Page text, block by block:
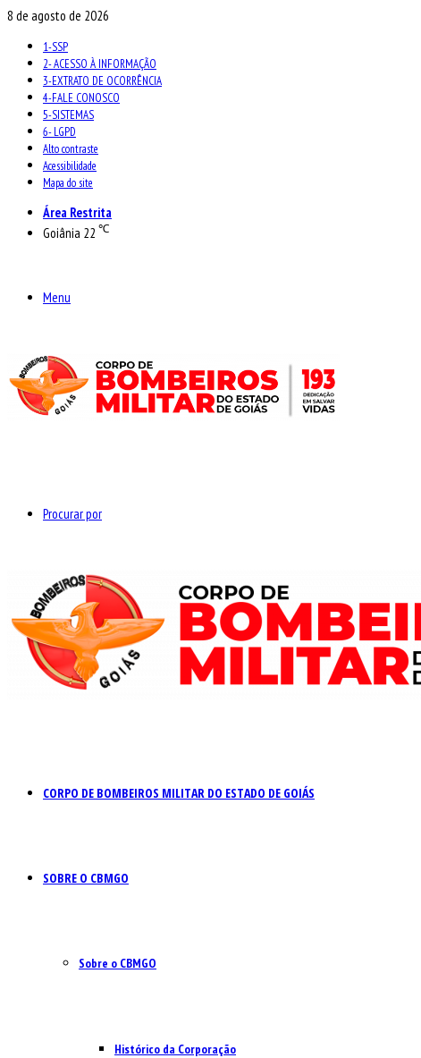
8 de agosto de 2026
1-SSP
2- ACESSO À INFORMAÇÃO
3-EXTRATO DE OCORRÊNCIA
4-FALE CONOSCO
5-SISTEMAS
6- LGPD
Alto contraste
Acessibilidade
Mapa do site
Área Restrita
Goiânia 22 ℃
Menu
Procurar por
CORPO DE BOMBEIROS MILITAR DO ESTADO DE GOIÁS
SOBRE O CBMGO
Sobre o CBMGO
Histórico da Corporação